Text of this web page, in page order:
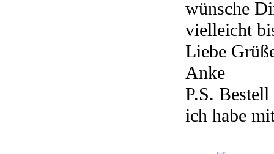
wünsche
vielleicht
Liebe
Anke
P.S.
ich habe